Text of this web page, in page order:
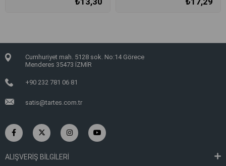
Cumhuriyet mah. 5128 sok. No:14 Görece
Menderes 35473 İZMİR
+90 232 781 06 81
satis@tartes.com.tr
ALIŞVERİŞ BİLGİLERİ